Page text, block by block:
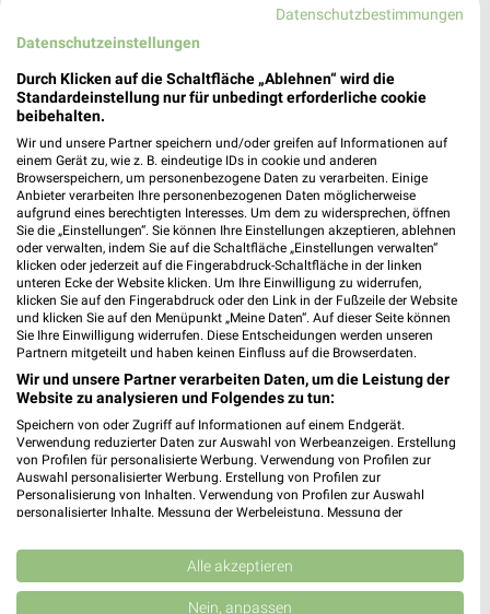
WEIN SPIRITUOSEN GETRÄNKE GRILLEN
Jetzt alle "Wein" Themen entdecken!
Datenschutzbestimmungen
Datenschutzeinstellungen
Durch Klicken auf die Schaltfläche „Ablehnen“ wird die
Standardeinstellung nur für unbedingt erforderliche cookie
beibehalten.
Wir und unsere Partner speichern und/oder greifen auf Informationen auf
einem Gerät zu, wie z. B. eindeutige IDs in cookie und anderen
Browserspeichern, um personenbezogene Daten zu verarbeiten. Einige
Anbieter verarbeiten Ihre personenbezogenen Daten möglicherweise
aufgrund eines berechtigten Interesses. Um dem zu widersprechen, öffnen
Sie die „Einstellungen“. Sie können Ihre Einstellungen akzeptieren, ablehnen
oder verwalten, indem Sie auf die Schaltfläche „Einstellungen verwalten“
klicken oder jederzeit auf die Fingerabdruck-Schaltfläche in der linken
unteren Ecke der Website klicken. Um Ihre Einwilligung zu widerrufen,
klicken Sie auf den Fingerabdruck oder den Link in der Fußzeile der Website
und klicken Sie auf den Menüpunkt „Meine Daten“. Auf dieser Seite können
Sie Ihre Einwilligung widerrufen. Diese Entscheidungen werden unseren
Partnern mitgeteilt und haben keinen Einfluss auf die Browserdaten.
Wir und unsere Partner verarbeiten Daten, um die Leistung der
Website zu analysieren und Folgendes zu tun:
Speichern von oder Zugriff auf Informationen auf einem Endgerät.
Verwendung reduzierter Daten zur Auswahl von Werbeanzeigen. Erstellung
von Profilen für personalisierte Werbung. Verwendung von Profilen zur
Auswahl personalisierter Werbung. Erstellung von Profilen zur
Personalisierung von Inhalten. Verwendung von Profilen zur Auswahl
personalisierter Inhalte. Messung der Werbeleistung. Messung der
Kombinationen von Daten aus verschiedenen Quellen. Entwicklung und
Verbesserung der Angebote. Verwendung reduzierter Daten zur Auswahl
von Inhalten.
Daten können außerhalb der Europäischen Union weitergegeben und in die
Alle akzeptieren
Nein, anpassen